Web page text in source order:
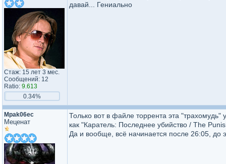
Стаж: 15 лет 3 мес.
Сообщений: 12
Ratio: 9.613
0.34%
давай... Гениально
Mpak06ec
Меценат
Только вот в файле торрента эта
как "Каратель: Последнее убийство / The
Да и вообще, всё начинается после 26:05, до